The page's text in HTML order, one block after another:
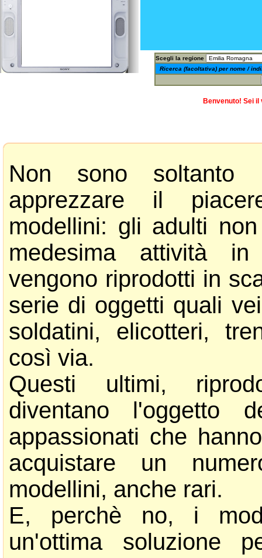
Scegli la regione
Ricerca (facoltativa) per nome /
Benvenuto! Sei il
Non sono
apprezzare il
modellini: gli adulti
medesima attività
vengono riprodotti in
serie di oggetti quali
soldatini, elicotteri,
così via.
Questi ultimi,
diventano l'oggetto
appassionati che
acquistare un
modellini, anche rari.
E, perchè no, i
un'ottima soluzione